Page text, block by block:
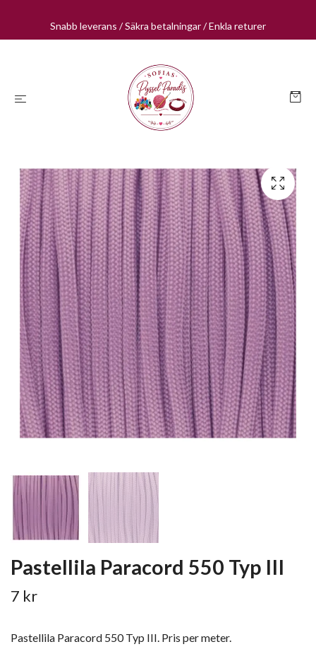
Snabb leverans / Säkra betalningar / Enkla returer
Pastellila Paracord 550 Typ III
7 kr
Pastellila Paracord 550 Typ III. Pris per meter.